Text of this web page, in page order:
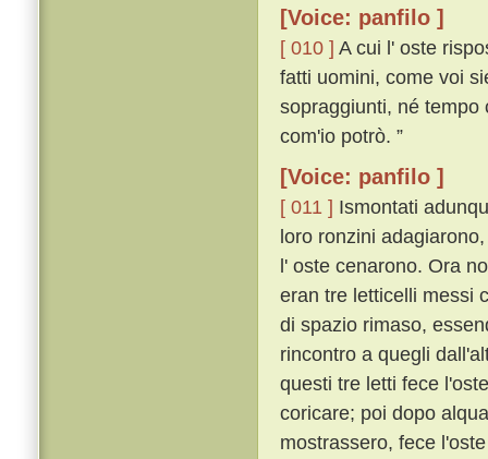
[Voice: panfilo ]
[ 010 ] A cui l' oste
fatti uomini, come voi
sopraggiunti, né tempo
com'io potrò. ”
[Voice: panfilo ]
[ 011 ] Ismontati
loro ronzini
l' oste cenarono. Ora
eran tre letticelli messi
di spazio rimaso,
rincontro a quegli
questi tre letti fece
coricare; poi dopo
mostrassero, fece